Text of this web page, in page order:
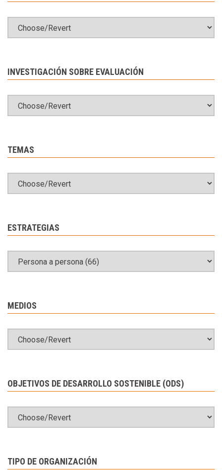
INVESTIGACIÓN SOBRE EVALUACIÓN
TEMAS
ESTRATEGIAS
MEDIOS
OBJETIVOS DE DESARROLLO SOSTENIBLE (ODS)
TIPO DE ORGANIZACIÓN